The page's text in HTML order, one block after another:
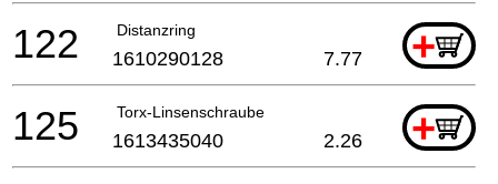
Distanzring +
122 1610290128 7.77
Torx-Linsenschraube +
125 1613435040 2.26